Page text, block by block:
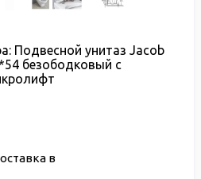
Подвесной унитаз Jacob
безободковый с
в